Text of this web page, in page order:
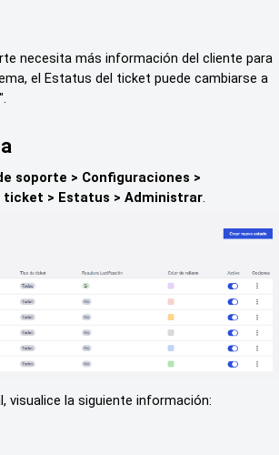
necesita más información del cliente para
el Estatus del ticket puede cambiarse a
soporte > Configuraciones >
ticket > Estatus > Administrar.
visualice la siguiente información: